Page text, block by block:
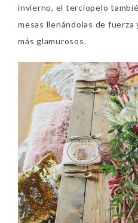
invierno, el terciopelo
mesas llenándolas de
más glamurosos.